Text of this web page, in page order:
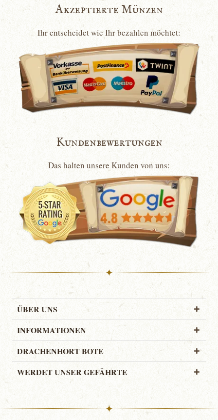
Akzeptierte Münzen
Ihr entscheidet wie Ihr bezahlen möchtet:
Kundenbewertungen
Das halten unsere Kunden von uns:
✦
ÜBER UNS
INFORMATIONEN
DRACHENHORT BOTE
WERDET UNSER GEFÄHRTE
✦